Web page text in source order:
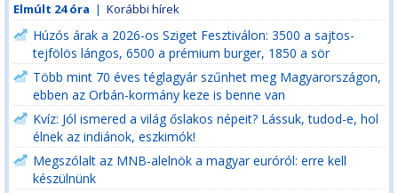
Elmúlt 24 óra | Korábbi hírek
Húzós árak a 2026-os Sziget Fesztiválon: 3500 a sajtos-
tejfölös lángos, 6500 a prémium burger, 1850 a sör
Több mint 70 éves téglagyár szűnhet meg Magyarországon,
ebben az Orbán-kormány keze is benne van
Kvíz: Jól ismered a világ őslakos népeit? Lássuk, tudod-e, hol
élnek az indiánok, eszkimók!
Megszólalt az MNB-alelnök a magyar euróról: erre kell
készülnünk